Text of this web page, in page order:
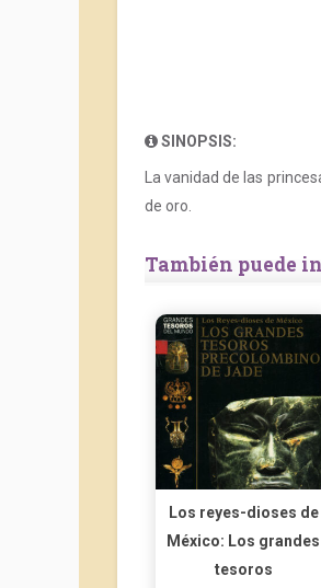
SINOPSIS:
La vanidad de las
de oro.
También puede
Los reyes-dioses de
México: Los grandes
tesoros